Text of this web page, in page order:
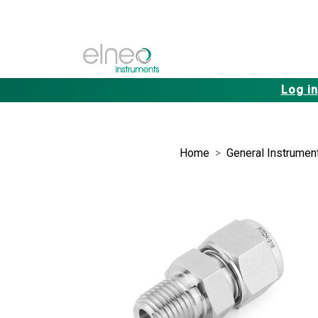
Log in
Home General